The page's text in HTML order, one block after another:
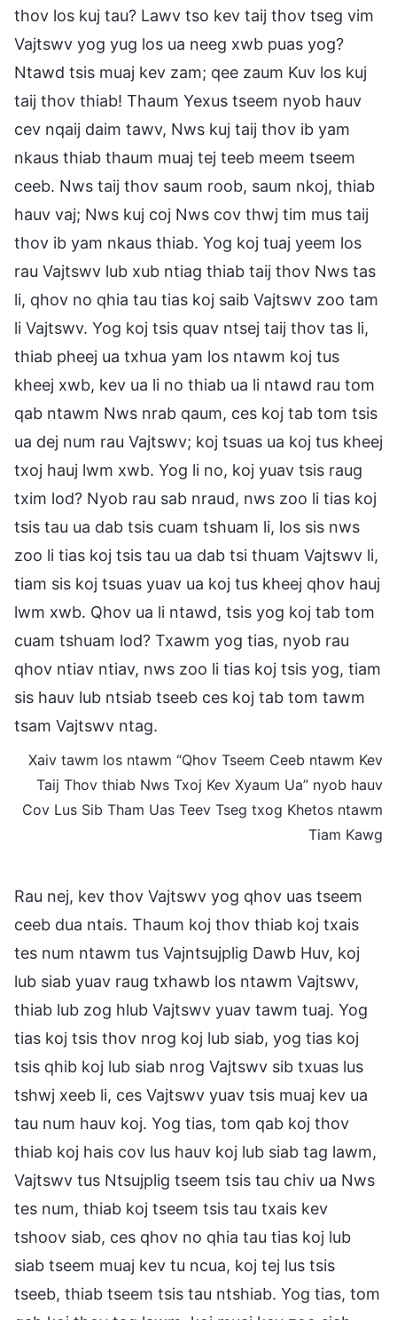
thov los kuj tau? Lawv tso kev taij thov tseg vim
Vajtswv yog yug los ua neeg xwb puas yog?
Ntawd tsis muaj kev zam; qee zaum Kuv los kuj
taij thov thiab! Thaum Yexus tseem nyob hauv
cev nqaij daim tawv, Nws kuj taij thov ib yam
nkaus thiab thaum muaj tej teeb meem tseem
ceeb. Nws taij thov saum roob, saum nkoj, thiab
hauv vaj; Nws kuj coj Nws cov thwj tim mus taij
thov ib yam nkaus thiab. Yog koj tuaj yeem los
rau Vajtswv lub xub ntiag thiab taij thov Nws tas
li, qhov no qhia tau tias koj saib Vajtswv zoo tam
li Vajtswv. Yog koj tsis quav ntsej taij thov tas li,
thiab pheej ua txhua yam los ntawm koj tus
kheej xwb, kev ua li no thiab ua li ntawd rau tom
qab ntawm Nws nrab qaum, ces koj tab tom tsis
ua dej num rau Vajtswv; koj tsuas ua koj tus kheej
txoj hauj lwm xwb. Yog li no, koj yuav tsis raug
txim lod? Nyob rau sab nraud, nws zoo li tias koj
tsis tau ua dab tsis cuam tshuam li, los sis nws
zoo li tias koj tsis tau ua dab tsi thuam Vajtswv li,
tiam sis koj tsuas yuav ua koj tus kheej qhov hauj
lwm xwb. Qhov ua li ntawd, tsis yog koj tab tom
cuam tshuam lod? Txawm yog tias, nyob rau
qhov ntiav ntiav, nws zoo li tias koj tsis yog, tiam
sis hauv lub ntsiab tseeb ces koj tab tom tawm
tsam Vajtswv ntag.
Xaiv tawm los ntawm “Qhov Tseem Ceeb ntawm Kev
Taij Thov thiab Nws Txoj Kev Xyaum Ua” nyob hauv
Cov Lus Sib Tham Uas Teev Tseg txog Khetos ntawm
Tiam Kawg
Rau nej, kev thov Vajtswv yog qhov uas tseem
ceeb dua ntais. Thaum koj thov thiab koj txais
tes num ntawm tus Vajntsujplig Dawb Huv, koj
lub siab yuav raug txhawb los ntawm Vajtswv,
thiab lub zog hlub Vajtswv yuav tawm tuaj. Yog
tias koj tsis thov nrog koj lub siab, yog tias koj
tsis qhib koj lub siab nrog Vajtswv sib txuas lus
tshwj xeeb li, ces Vajtswv yuav tsis muaj kev ua
tau num hauv koj. Yog tias, tom qab koj thov
thiab koj hais cov lus hauv koj lub siab tag lawm,
Vajtswv tus Ntsujplig tseem tsis tau chiv ua Nws
tes num, thiab koj tseem tsis tau txais kev
tshoov siab, ces qhov no qhia tau tias koj lub
siab tseem muaj kev tu ncua, koj tej lus tsis
tseeb, thiab tseem tsis tau ntshiab. Yog tias, tom